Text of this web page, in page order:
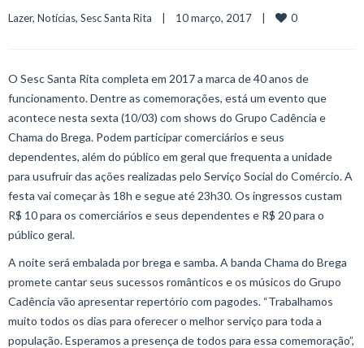
Lazer, Notícias, Sesc Santa Rita
    |    10 março, 2017    |
0
O Sesc Santa Rita completa em 2017 a marca de 40 anos de
funcionamento. Dentre as comemorações, está um evento que
acontece nesta sexta (10/03) com shows do Grupo Cadência e
Chama do Brega. Podem participar comerciários e seus
dependentes, além do público em geral que frequenta a unidade
para usufruir das ações realizadas pelo Serviço Social do Comércio. A
festa vai começar às 18h e segue até 23h30. Os ingressos custam
R$ 10 para os comerciários e seus dependentes e R$ 20 para o
público geral.
A noite será embalada por brega e samba. A banda Chama do Brega
promete cantar seus sucessos românticos e os músicos do Grupo
Cadência vão apresentar repertório com pagodes. “Trabalhamos
muito todos os dias para oferecer o melhor serviço para toda a
população. Esperamos a presença de todos para essa comemoração”,